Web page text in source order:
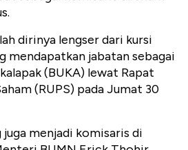
dirinya lengser dari kursi
mendapatkan jabatan sebagai
(BUKA) lewat Rapat
(RUPS) pada Jumat 30
menjadi komisaris di